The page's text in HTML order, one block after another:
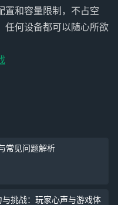
置和容量限制，不占空
任何设备都可以随心所欲
常见问题解析
挑战：玩家心声与游戏体